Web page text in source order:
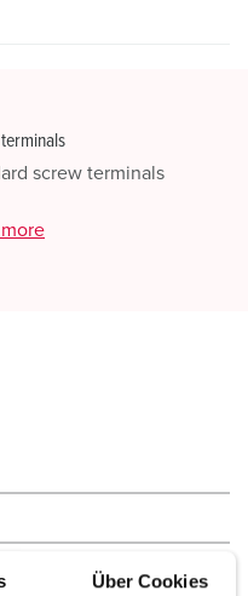
Über Cookies
screw terminals